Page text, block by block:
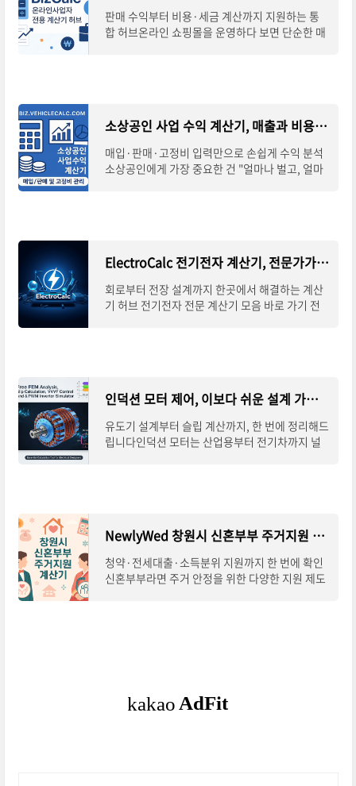
판매 수익부터 비용·세금 계산까지 지원하는 통
합 허브온라인 쇼핑몰을 운영하다 보면 단순한 매
소상공인 사업 수익 계산기, 매출과 비용을 한눈에 정리
매입·판매·고정비 입력만으로 손쉽게 수익 분석
소상공인에게 가장 중요한 건 "얼마나 벌고, 얼마
ElectroCalc 전기전자 계산기, 전문가가 찾는 설계 도구
회로부터 전장 설계까지 한곳에서 해결하는 계산
기 허브 전기전자 전문 계산기 모음 바로 가기 전
인덕션 모터 제어, 이보다 쉬운 설계 가이드는 없다
유도기 설계부터 슬립 계산까지, 한 번에 정리해드
립니다인덕션 모터는 산업용부터 전기차까지 널
NewlyWed 창원시 신혼부부 주거지원 계산기
청약·전세대출·소득분위 지원까지 한 번에 확인
신혼부부라면 주거 안정을 위한 다양한 지원 제도